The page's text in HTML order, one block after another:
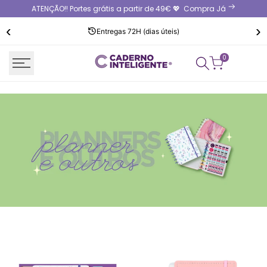
para
ATENÇÃO!! Portes grátis a partir de 49€ 💖 Compra Já
‹ Entregas 72H (dias úteis) ›
0